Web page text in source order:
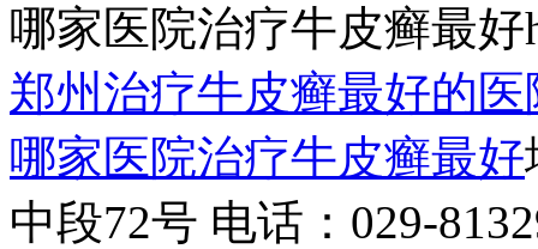
哪家医院治疗牛皮癣最好
郑州治疗牛皮癣最好的
哪家医院治疗牛皮癣最好
中段72号 电话：029-